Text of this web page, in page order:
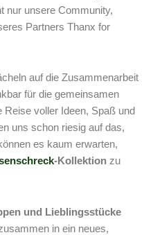
nur unsere Community,
Partners Thanx for
auf die Zusammenarbeit
für die gemeinsamen
voller Ideen, Spaß und
uns schon riesig auf das,
es kaum erwarten,
-Kollektion zu
und Lieblingsstücke
in ein neues,